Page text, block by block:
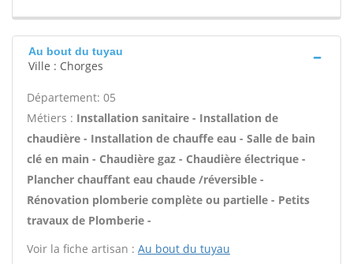
Au bout du tuyau
Ville : Chorges
Département: 05
Métiers : Installation sanitaire - Installation de
chaudière - Installation de chauffe eau - Salle de bain
clé en main - Chaudière gaz - Chaudière électrique -
Plancher chauffant eau chaude /réversible -
Rénovation plomberie complète ou partielle - Petits
travaux de Plomberie -
Voir la fiche artisan : Au bout du tuyau